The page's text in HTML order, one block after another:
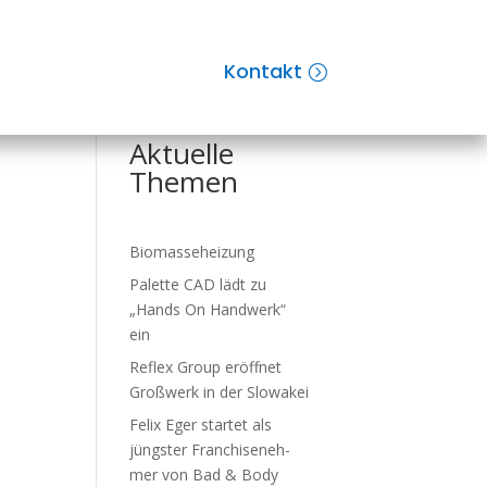
KontaktSuchen
Aktuelle
Themen
Biomasseheizung
Palette CAD lädt zu
„Hands On Handwerk“
ein
Reflex Group er­öff­net
Groß­werk in der Slo­wa­kei
Felix Eger startet als
jüngster Fran­chise­neh­
mer von Bad & Body